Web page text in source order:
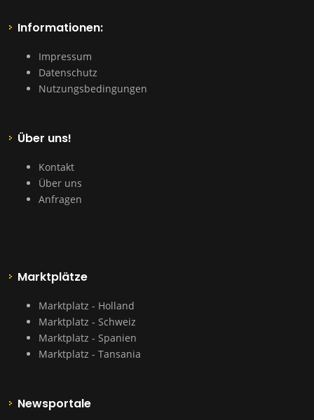
Informationen:
Impressum
Datenschutz
Nutzungsbedingungen
Über uns!
Kontakt
Über uns
Anfragen
Marktplätze
Marktplatz - Holland
Marktplatz - Schweiz
Marktplatz - Spanien
Marktplatz - Tansania
Newsportale